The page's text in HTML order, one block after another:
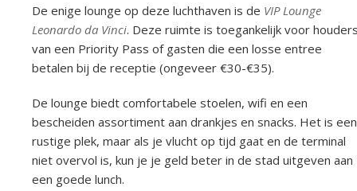
De enige lounge op deze luchthaven is de VIP Lounge
Leonardo da Vinci. Deze ruimte is toegankelijk voor
van een Priority Pass of gasten die een losse entree
betalen bij de receptie (ongeveer €30-€35).
De lounge biedt comfortabele stoelen, wifi en een
bescheiden assortiment aan drankjes en snacks. Het is een
rustige plek, maar als je vlucht op tijd gaat en de terminal
niet overvol is, kun je je geld beter in de stad uitgeven aan
een goede lunch.